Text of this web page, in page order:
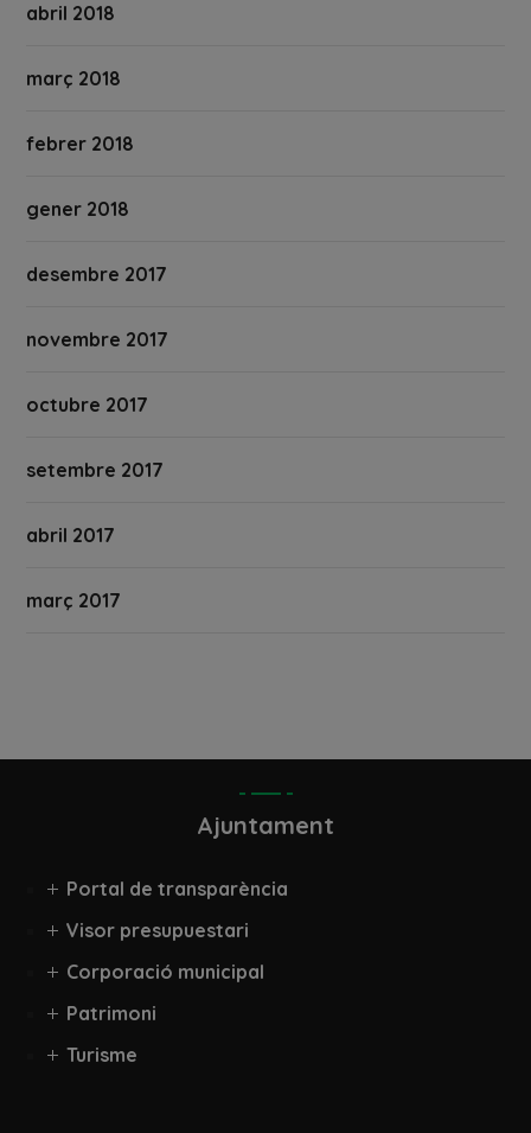
abril 2018
març 2018
febrer 2018
gener 2018
desembre 2017
novembre 2017
octubre 2017
setembre 2017
abril 2017
març 2017
Ajuntament
Portal de transparència
Visor presupuestari
Corporació municipal
Patrimoni
Turisme